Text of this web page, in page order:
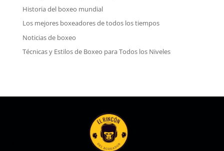
Historia del boxeo mundial
Los mejores boxeadores de todos los tiempos
Noticias de boxeo
Técnicas y Estilos de Boxeo para Todos los Niveles